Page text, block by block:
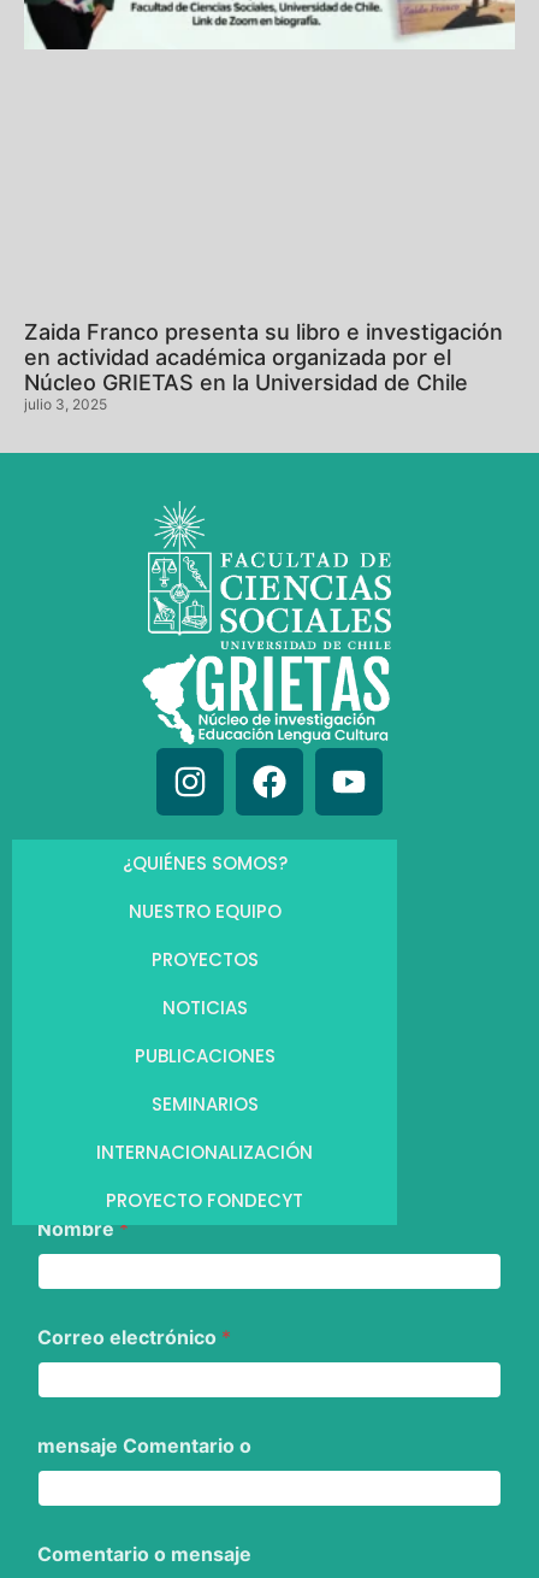
Zaida Franco presenta su libro e investigación
en actividad académica organizada por el
Núcleo GRIETAS en la Universidad de Chile
julio 3, 2025
¿QUIÉNES SOMOS?
NUESTRO EQUIPO
PROYECTOS
NOTICIAS
PUBLICACIONES
SEMINARIOS
INTERNACIONALIZACIÓN
PROYECTO FONDECYT
Nombre*
Correo electrónico *
mensaje Comentario o
Comentario o mensaje